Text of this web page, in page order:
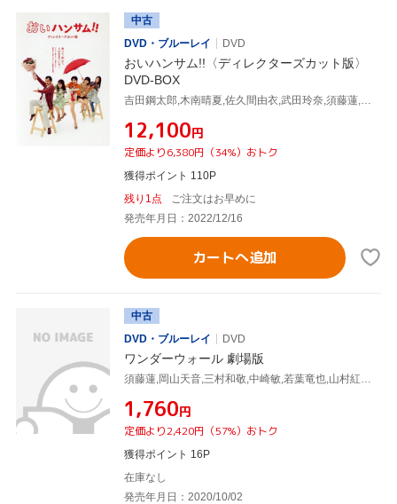
中古
DVD・ブルーレイ
DVD
おいハンサム!!〈ディレクターズカット版〉
DVD-BOX
¥12,100円
定価より6,380円（34%）おトク
獲得ポイント 110P
残り1点
ご注文はお早めに
発売年月日：2022/12/16
カートへ追加
中古
DVD・ブルーレイ
DVD
ワンダーウォール 劇場版
¥1,760円
定価より2,420円（57%）おトク
獲得ポイント 16P
在庫なし
発売年月日：2020/10/02